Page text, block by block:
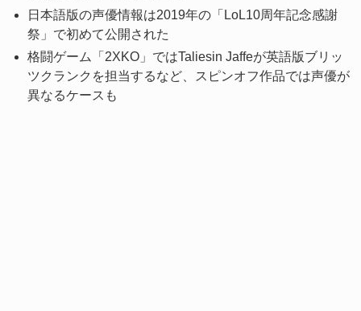
日本語版の声優情報は2019年の「LoL10周年記念感謝
祭」で初めて公開された
格闘ゲーム「2XKO」ではTaliesin Jaffeが英語版ブリッ
ツクランクを担当するなど、スピンオフ作品では声優が
異なるケースも